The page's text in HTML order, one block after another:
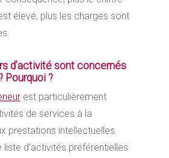
élevé, plus les charges sont
d’activité sont concernés
Pourquoi ?
est particulièrement
de services à la
prestations intellectuelles.
liste d’activités préférentielles